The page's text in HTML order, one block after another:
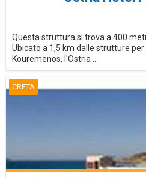
Questa struttura si trova a 400
Ubicato a 1,5 km dalle strutture
Kouremenos, l'Ostria ...
CRETA